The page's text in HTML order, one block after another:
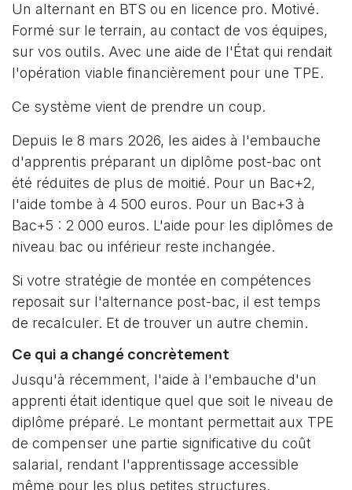
Un alternant en BTS ou en licence pro. Motivé.
Formé sur le terrain, au contact de vos équipes,
sur vos outils. Avec une aide de l'État qui rendait
l'opération viable financièrement pour une TPE.
Ce système vient de prendre un coup.
Depuis le 8 mars 2026, les aides à l'embauche
d'apprentis préparant un diplôme post-bac ont
été réduites de plus de moitié. Pour un Bac+2,
l'aide tombe à 4 500 euros. Pour un Bac+3 à
Bac+5 : 2 000 euros. L'aide pour les diplômes de
niveau bac ou inférieur reste inchangée.
Si votre stratégie de montée en compétences
reposait sur l'alternance post-bac, il est temps
de recalculer. Et de trouver un autre chemin.
Ce qui a changé concrètement
Jusqu'à récemment, l'aide à l'embauche d'un
apprenti était identique quel que soit le niveau de
diplôme préparé. Le montant permettait aux TPE
de compenser une partie significative du coût
salarial, rendant l'apprentissage accessible
même pour les plus petites structures.